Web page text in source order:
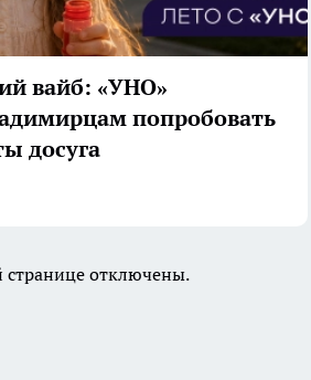
вайб: «УНО»
попробовать
досуга
отключены.